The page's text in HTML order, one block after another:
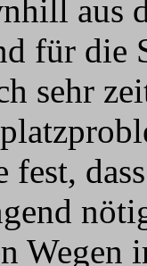
aus
für die
sehr
fest,
Wegen